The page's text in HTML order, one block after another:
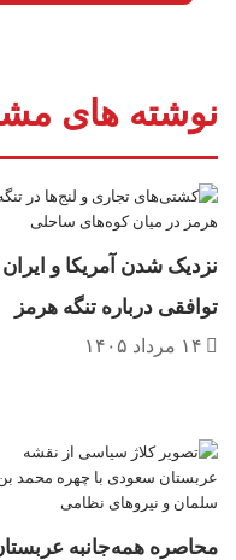
ترامپ دموکرات‌ها
نوشته های
نزدیک شدن آمریکا و ایران
توافقی درباره تنگه هرمز
۱۴ مرداد ۱۴۰۵
محاصره همه‌جانبه